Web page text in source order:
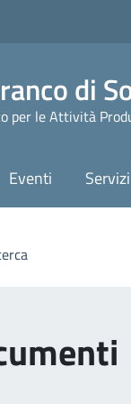
di
per le Attività
Eventi Servizi